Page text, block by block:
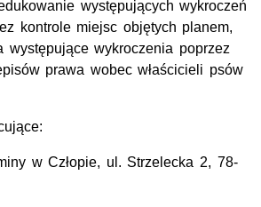
występujących wykroczeń
kontrole miejsc objętych planem,
występujące wykroczenia poprzez
prawa wobec właścicieli psów
w Człopie, ul. Strzelecka 2, 78-